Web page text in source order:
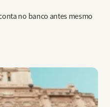
no banco antes mesmo